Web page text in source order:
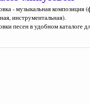
- музыкальная композиция
инструментальная).
песен в удобном каталоге